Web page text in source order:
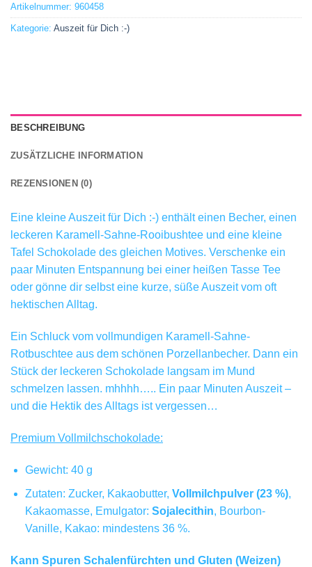
Artikelnummer: 960458
Kategorie: Auszeit für Dich :-)
BESCHREIBUNG
ZUSÄTZLICHE INFORMATION
REZENSIONEN (0)
Eine kleine Auszeit für Dich :-) enthält einen Becher, einen
leckeren Karamell-Sahne-Rooibushtee und eine kleine
Tafel Schokolade des gleichen Motives. Verschenke ein
paar Minuten Entspannung bei einer heißen Tasse Tee
oder gönne dir selbst eine kurze, süße Auszeit vom oft
hektischen Alltag.
Ein Schluck vom vollmundigen Karamell-Sahne-
Rotbuschtee aus dem schönen Porzellanbecher. Dann ein
Stück der leckeren Schokolade langsam im Mund
schmelzen lassen. mhhhh….. Ein paar Minuten Auszeit –
und die Hektik des Alltags ist vergessen…
Premium Vollmilchschokolade:
Gewicht: 40 g
Zutaten: Zucker, Kakaobutter, Vollmilchpulver (23 %),
Kakaomasse, Emulgator: Sojalecithin, Bourbon-
Vanille, Kakao: mindestens 36 %.
Kann Spuren Schalenfürchten und Gluten (Weizen)